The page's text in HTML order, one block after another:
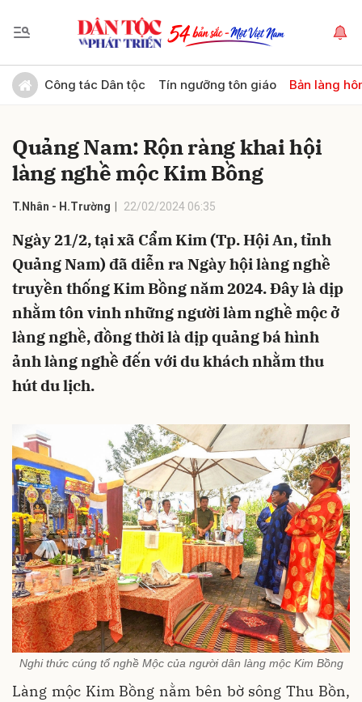
Công tác Dân tộc Tín ngưỡng tôn giáo Bản làng
Quảng Nam: Rộn ràng khai hội
làng nghề mộc Kim Bồng
T.Nhân - H.Trường 22/02/2024 06:35
Ngày 21/2, tại xã Cẩm Kim (Tp. Hội An, tỉnh
Quảng Nam) đã diễn ra Ngày hội làng nghề
truyền thống Kim Bồng năm 2024. Đây là dịp
nhằm tôn vinh những người làm nghề mộc ở
làng nghề, đồng thời là dịp quảng bá hình
ảnh làng nghề đến với du khách nhằm thu
hút du lịch.
Nghi thức cúng tổ nghề Mộc của người dân làng mộc Kim Bồng
Làng mộc Kim Bồng nằm bên bờ sông Thu Bồn,
Gửi bình luận
Hủy Gửi